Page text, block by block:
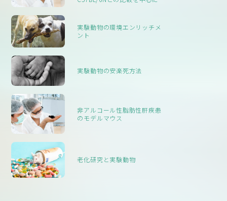
実験動物の環境エンリッチメ
ント
実験動物の安楽死方法
非アルコール性脂肪性肝疾患
のモデルマウス
老化研究と実験動物